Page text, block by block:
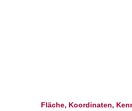
Fläche, Koordinaten,